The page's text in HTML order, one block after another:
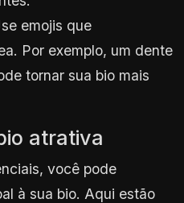
emojis que
Por exemplo, um dente
tornar sua bio mais
atrativa
você pode
à sua bio. Aqui estão